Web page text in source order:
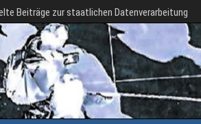
Beiträge zur staatlichen Datenverarbeitung